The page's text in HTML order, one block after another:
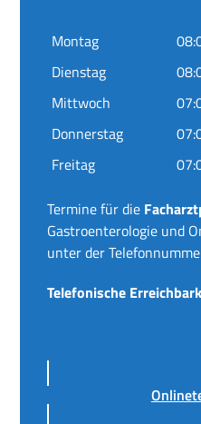
Montag
Dienstag
Mittwoch
Donnerstag
Freitag
Termine für die
Gastroenterologie und
unter der
Telefonische